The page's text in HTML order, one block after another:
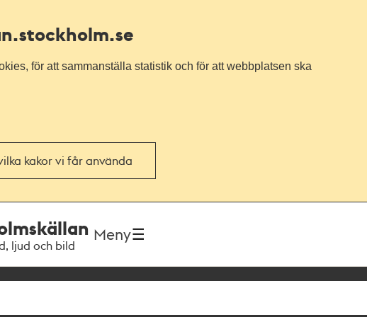
.stockholm.se
för att sammanställa statistik och för att webbplatsen ska
kakor vi får använda
ljud och bild
Meny